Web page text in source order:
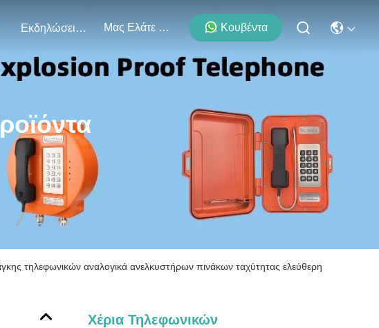
Εκδηλώσεις Μας Ελάτε Σε Επαφή Με Κουβέντα
τηλεφωνικών αναλογικά ανελκυστήρων πινάκων ταχύτητας ελεύθερη
Χέρια Τηλεφωνικών